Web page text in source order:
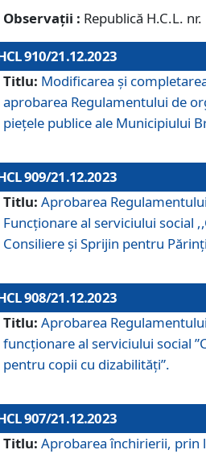
Observații : Republică H.C.L.
910/21.12.2023
Titlu: Modificarea și
aprobarea Regulamentului de
piețele publice ale Municipiului
909/21.12.2023
Titlu: Aprobarea
Funcționare al serviciului social
Consiliere şi Sprijin pentru
908/21.12.2023
Titlu: Aprobarea
funcţionare al serviciului social
pentru copii cu dizabilități”.
907/21.12.2023
Titlu: Aprobarea închirierii, prin